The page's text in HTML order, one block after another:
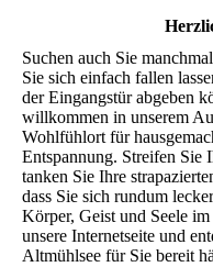
Suchen auch Sie
Sie sich einfach fallen
der Eingangstür abgeben
willkommen in unserem
Wohlfühlort für
Entspannung. Streifen Sie
tanken Sie Ihre
dass Sie sich rundum
Körper, Geist und Seele
unsere Internetseite und
Altmühlsee für Sie bereit